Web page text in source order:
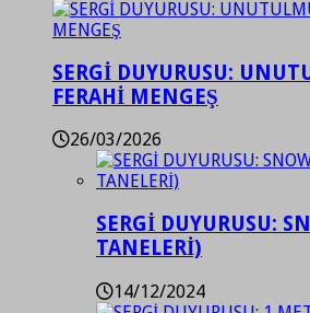
SERGİ DUYURUSU:
FERAHİ MENGEŞ
26/03/2026
SERGİ DUYURUSU:
TANELERİ)
14/12/2024